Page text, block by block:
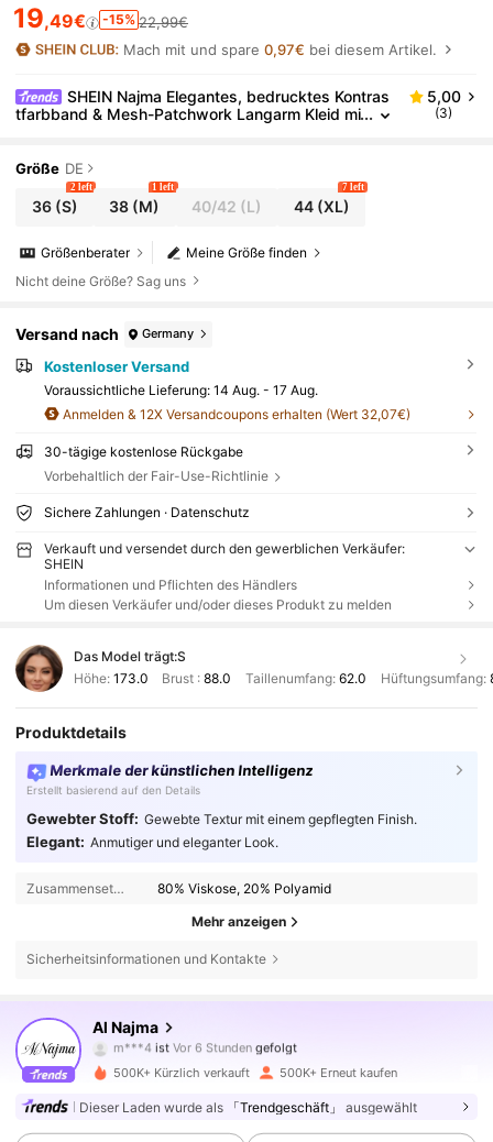
19,49€ -15% 22,99€
Mach mit und spare0,97€ bei diesem Artikel.
SHEIN Najma Elegantes, bedrucktes Kontras
tfarbband & Mesh-Patchwork Langarm Kleid mi
5,00
(3)
Größe DE
36(S)
2 left
38 (M)
1 left
40/42 (L) 44(XL)
7 left
Meine Größe finden
Größenberater
Nicht deine Größe? Sag uns
Versand nach Germany
Kostenloser Versand
Voraussichtliche Lieferung: 14 Aug. - 17 Aug.
Anmelden & 12X Versandcoupons erhalten (Wert 32,07€)
30-tägige kostenlose Rückgabe
Vorbehaltlich der Fair-Use-Richtlinie
Sichere Zahlungen · Datenschutz
Verkauft und versendet durch den gewerblichen Verkäufer:
SHEIN
Informationen und Pflichten des Händlers
Um diesen Verkäufer und/oder dieses Produkt zu melden
Das Model trägt:S
Höhe: 173.0 Brust :88.0 Taillenumfang: 62.0 Hüftungsumfang:
Produktdetails
Merkmale der künstlichen Intelligenz
Erstellt basierend auf den Details
Gewebter Stoff: Gewebte Textur mit einem gepflegten Finish.
Elegant: Anmutiger und eleganter Look.
Zusammensetzung: 80% Viskose, 20% Polyamid
Mehr anzeigen
Sicherheitsinformationen und Kontakte
Al Najma
m***4istVor 6 Stunden
k***2ist am Durchsuchen
4,85
594K Follower
500K+ Kürzlich verkauft 500K+ Erneut kaufen
Dieser Laden wurde als 「Trendgeschäft」 ausgewählt